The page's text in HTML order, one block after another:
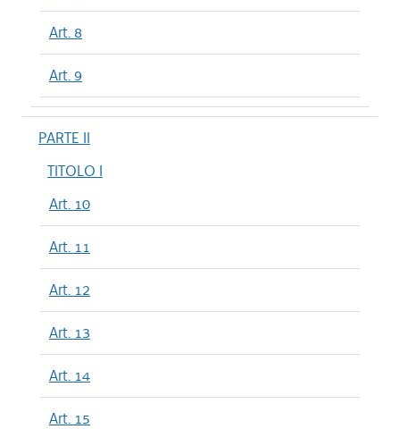
Art. 8
Art. 9
PARTE II
TITOLO I
Art. 10
Art. 11
Art. 12
Art. 13
Art. 14
Art. 15